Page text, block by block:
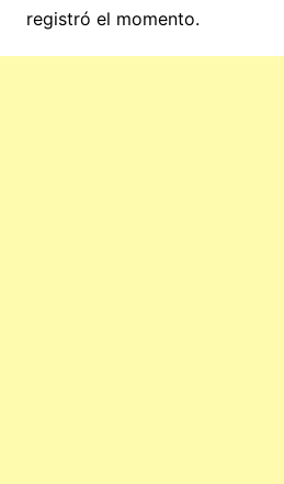
registró el momento.